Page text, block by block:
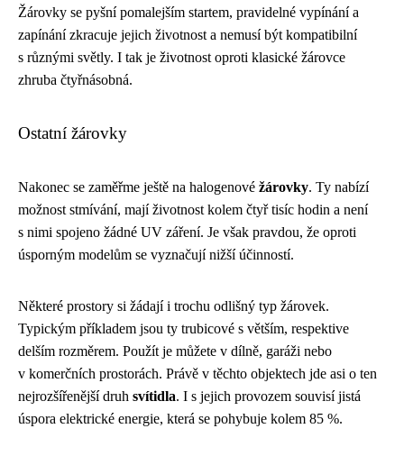
Žárovky se pyšní pomalejším startem, pravidelné vypínání a
zapínání zkracuje jejich životnost a nemusí být kompatibilní
s různými světly. I tak je životnost oproti klasické žárovce
zhruba čtyřnásobná.
Ostatní žárovky
Nakonec se zaměřme ještě na halogenové žárovky. Ty nabízí
možnost stmívání, mají životnost kolem čtyř tisíc hodin a není
s nimi spojeno žádné UV záření. Je však pravdou, že oproti
úsporným modelům se vyznačují nižší účinností.
Některé prostory si žádají i trochu odlišný typ žárovek.
Typickým příkladem jsou ty trubicové s větším, respektive
delším rozměrem. Použít je můžete v dílně, garáži nebo
v komerčních prostorách. Právě v těchto objektech jde asi o ten
nejrozšířenější druh svítidla. I s jejich provozem souvisí jistá
úspora elektrické energie, která se pohybuje kolem 85 %.